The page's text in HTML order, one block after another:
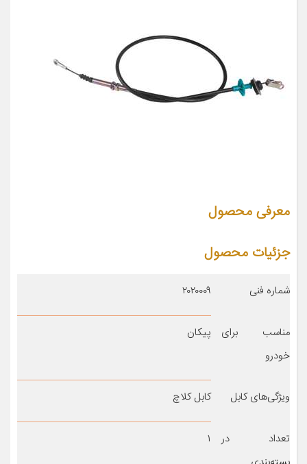
معرفی محصول
جزئیات محصول
شماره فنی ۲۰۲۰۰۰۹
مناسب برای
خودرو
پیکان
ویژگی‌های کابل کابل کلاچ
تعداد در
۱